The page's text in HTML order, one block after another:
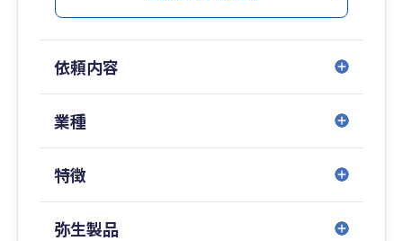
・生きた事業計画とともに、圧倒的スピードで成
■【全国14拠点】※オンラインの場合は全国対応
東京都（池袋）／神奈川県（横浜）／山梨県（甲
府）／大阪府／
州）／佐賀県／
長崎県／埼玉県（川越）／千葉県／愛知県（名古
屋）／沖縄県（那覇）
依頼内容
業種
特徴
弥生製品